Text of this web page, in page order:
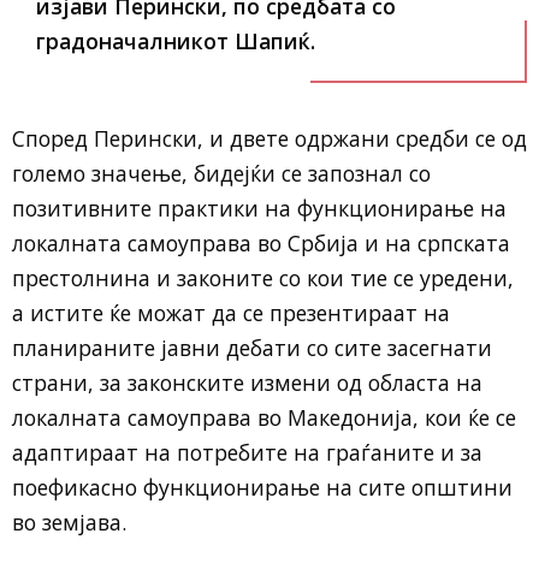
изјави Перински, по средбата со
градоначалникот Шапиќ.
Според Перински, и двете одржани средби се од
големо значење, бидејќи се запознал со
позитивните практики на функционирање на
локалната самоуправа во Србија и на српската
престолнина и законите со кои тие се уредени,
а истите ќе можат да се презентираат на
планираните јавни дебати со сите засегнати
страни, за законските измени од областа на
локалната самоуправа во Македонија, кои ќе се
адаптираат на потребите на граѓаните и за
поефикасно функционирање на сите општини
во земјава.